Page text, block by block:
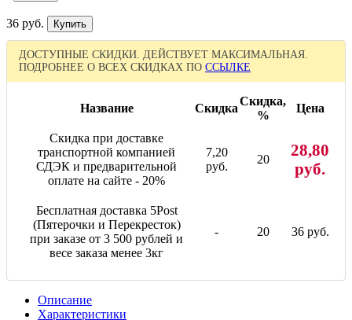
36 руб.
ДОСТУПНЫЕ СКИДКИ. ДЕЙСТВУЕТ МАКСИМАЛЬНАЯ.
ПОДРОБНЕЕ О ВСЕХ СКИДКАХ ПО ССЫЛКЕ
Название Скидка
Скидка,
%
Цена
Скидка при доставке
транспортной компанией
СДЭК и предварительной
оплате на сайте - 20%
7,20
руб.
20
28,80
руб.
Бесплатная доставка 5Post
(Пятерочки и Перекресток)
при заказе от 3 500 рублей и
весе заказа менее 3кг
- 20 36 руб.
Описание
Характеристики